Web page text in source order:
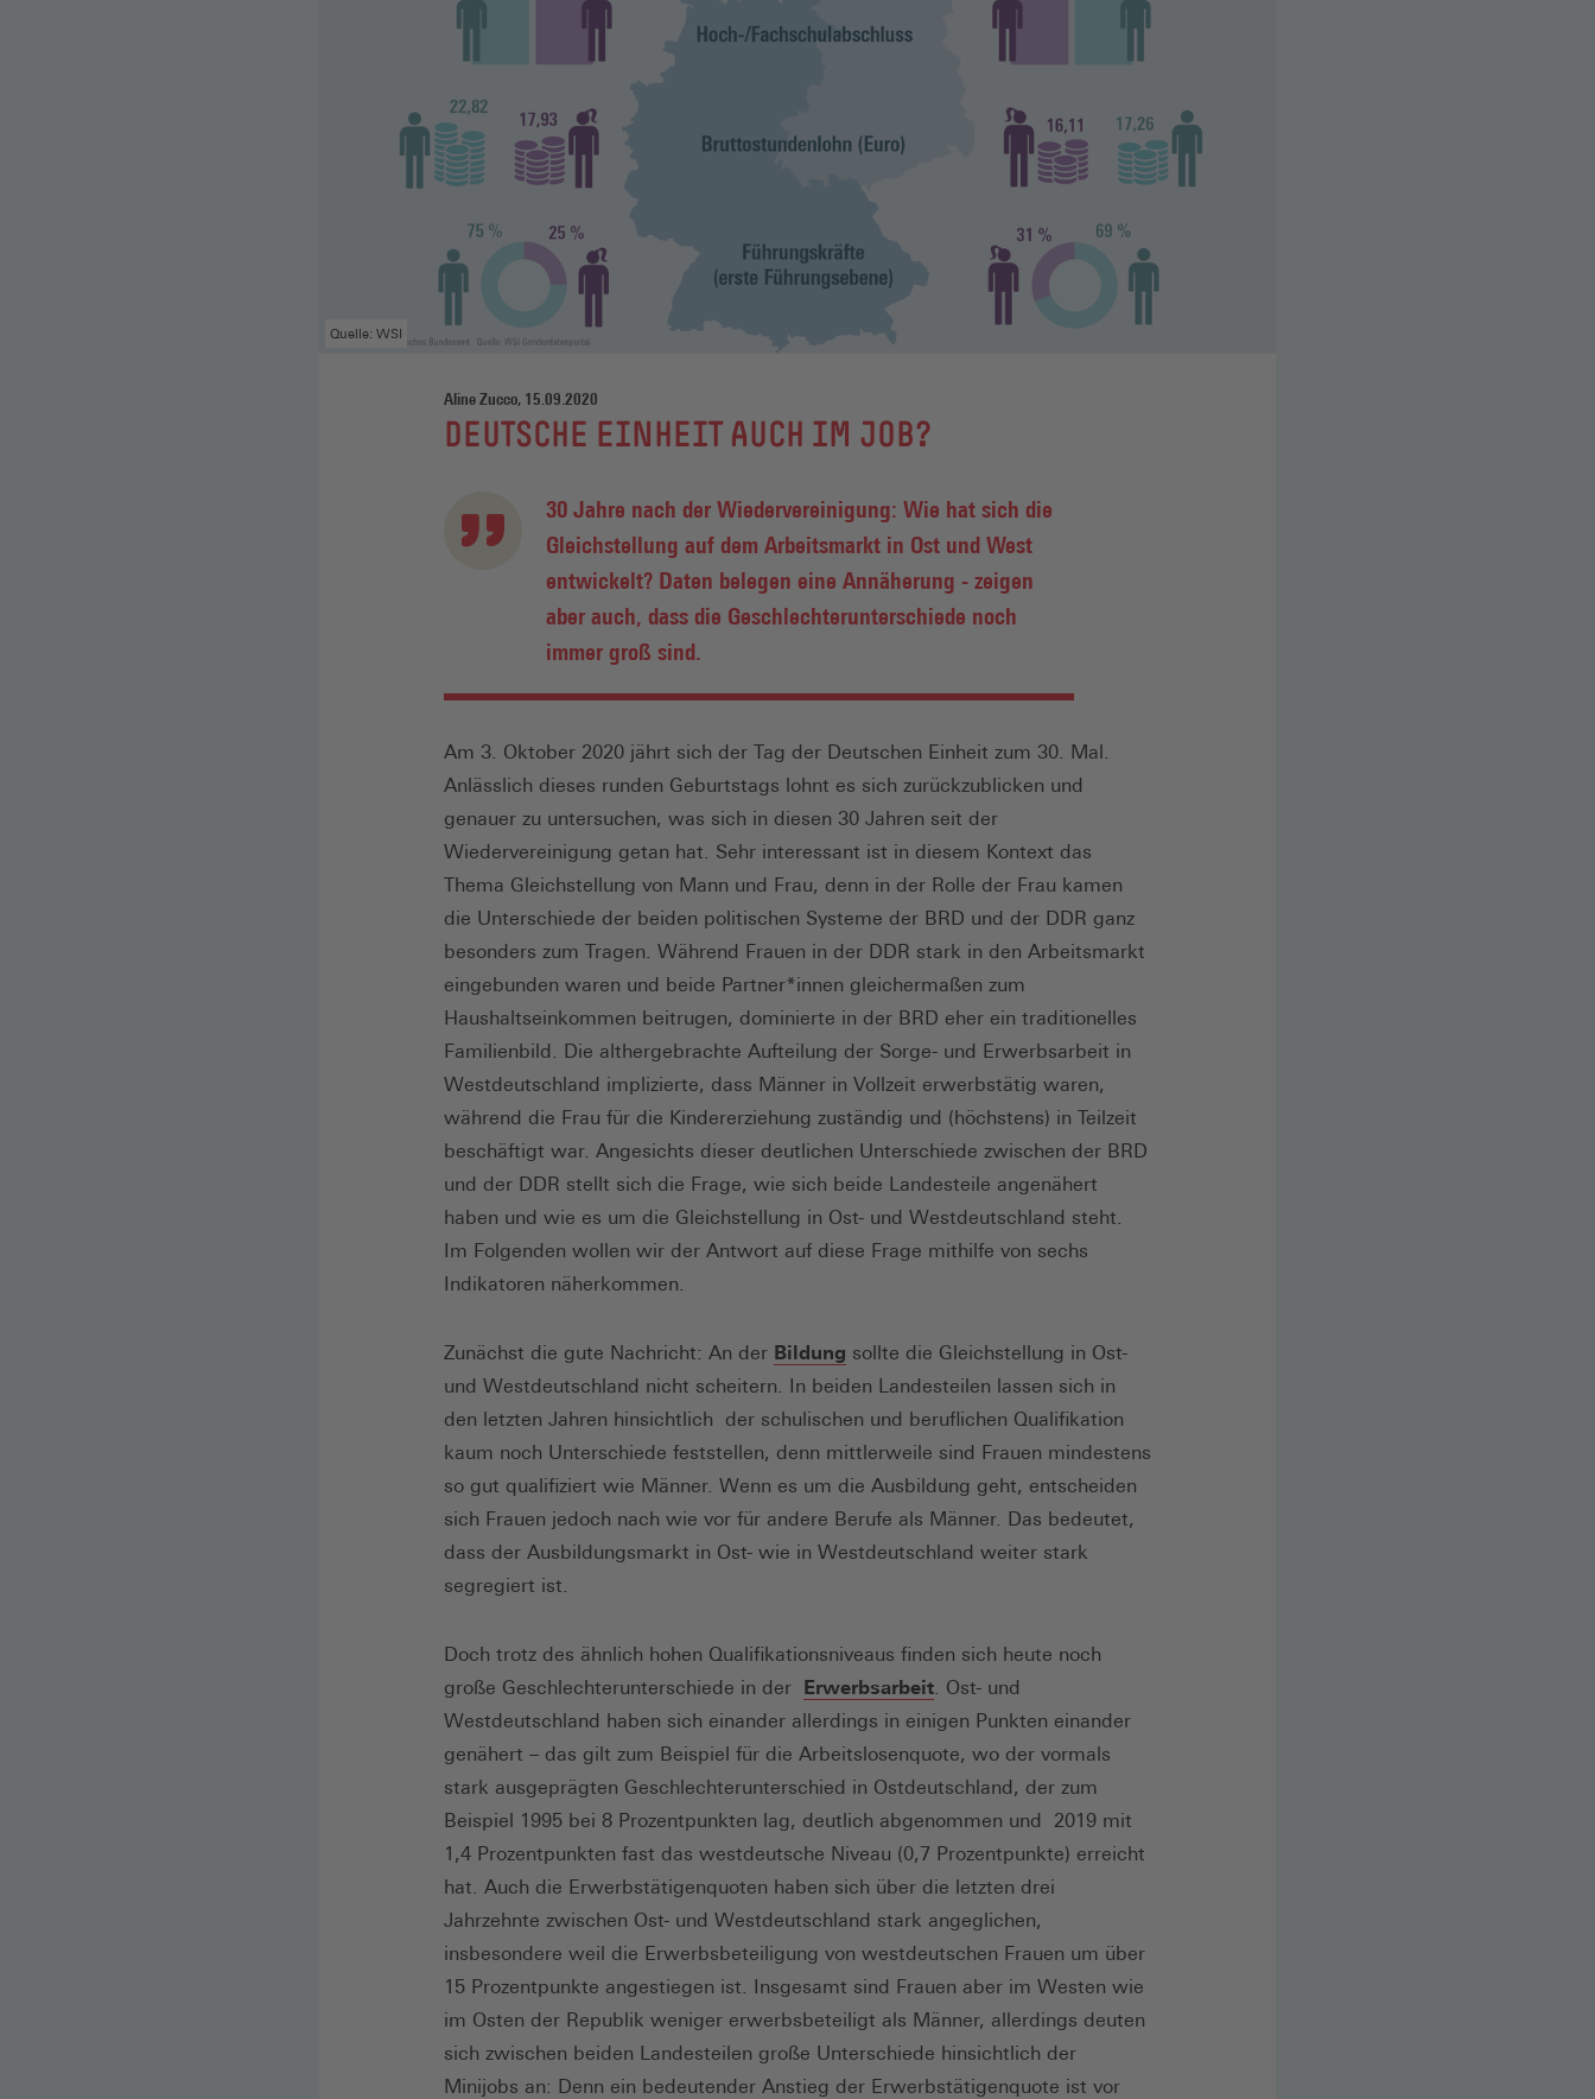
Quelle: WSI
Aline Zucco, 15.09.2020
:
DEUTSCHE EINHEIT AUCH IM JOB?
30 Jahre nach der Wiedervereinigung: Wie hat sich die
Gleichstellung auf dem Arbeitsmarkt in Ost und West
entwickelt? Daten belegen eine Annäherung - zeigen
aber auch, dass die Geschlechterunterschiede noch
immer groß sind.
Am 3. Oktober 2020 jährt sich der Tag der Deutschen Einheit zum 30. Mal.
Anlässlich dieses runden Geburtstags lohnt es sich zurückzublicken und
genauer zu untersuchen, was sich in diesen 30 Jahren seit der
Wiedervereinigung getan hat. Sehr interessant ist in diesem Kontext das
Thema Gleichstellung von Mann und Frau, denn in der Rolle der Frau kamen
die Unterschiede der beiden politischen Systeme der BRD und der DDR ganz
besonders zum Tragen. Während Frauen in der DDR stark in den Arbeitsmarkt
eingebunden waren und beide Partner*innen gleichermaßen zum
Haushaltseinkommen beitrugen, dominierte in der BRD eher ein traditionelles
Familienbild. Die althergebrachte Aufteilung der Sorge- und Erwerbsarbeit in
Westdeutschland implizierte, dass Männer in Vollzeit erwerbstätig waren,
während die Frau für die Kindererziehung zuständig und (höchstens) in Teilzeit
beschäftigt war. Angesichts dieser deutlichen Unterschiede zwischen der BRD
und der DDR stellt sich die Frage, wie sich beide Landesteile angenähert
haben und wie es um die Gleichstellung in Ost- und Westdeutschland steht.
Im Folgenden wollen wir der Antwort auf diese Frage mithilfe von sechs
Indikatoren näherkommen.
Zunächst die gute Nachricht: An der Bildung sollte die Gleichstellung in Ost-
und Westdeutschland nicht scheitern. In beiden Landesteilen lassen sich in
den letzten Jahren hinsichtlich der schulischen und beruflichen Qualifikation
kaum noch Unterschiede feststellen, denn mittlerweile sind Frauen mindestens
so gut qualifiziert wie Männer. Wenn es um die Ausbildung geht, entscheiden
sich Frauen jedoch nach wie vor für andere Berufe als Männer. Das bedeutet,
dass der Ausbildungsmarkt in Ost- wie in Westdeutschland weiter stark
segregiert ist.
Doch trotz des ähnlich hohen Qualifikationsniveaus finden sich heute noch
große Geschlechterunterschiede in der Erwerbsarbeit . Ost- und
Westdeutschland haben sich einander allerdings in einigen Punkten einander
genähert – das gilt zum Beispiel für die Arbeitslosenquote, wo der vormals
stark ausgeprägten Geschlechterunterschied in Ostdeutschland, der zum
Beispiel 1995 bei 8 Prozentpunkten lag, deutlich abgenommen und 2019 mit
1,4 Prozentpunkten fast das westdeutsche Niveau (0,7 Prozentpunkte) erreicht
hat. Auch die Erwerbstätigenquoten haben sich über die letzten drei
Jahrzehnte zwischen Ost- und Westdeutschland stark angeglichen,
insbesondere weil die Erwerbsbeteiligung von westdeutschen Frauen um über
15 Prozentpunkte angestiegen ist. Insgesamt sind Frauen aber im Westen wie
im Osten der Republik weniger erwerbsbeteiligt als Männer, allerdings deuten
sich zwischen beiden Landesteilen große Unterschiede hinsichtlich der
Minijobs an: Denn ein bedeutender Anstieg der Erwerbstätigenquote ist vor